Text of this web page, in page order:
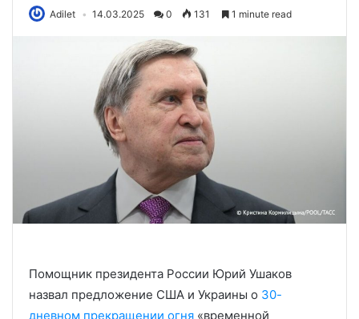
Adilet 14.03.2025 0 131 1 minute read
Помощник президента России Юрий Ушаков
назвал предложение США и Украины о 30-
дневном прекращении огня «временной